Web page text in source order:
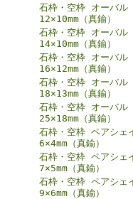
石枠・空枠 オーバル
12×10mm（真鍮）
石枠・空枠 オーバル
14×10mm（真鍮）
石枠・空枠 オーバル
16×12mm（真鍮）
石枠・空枠 オーバル
18×13mm（真鍮）
石枠・空枠 オーバル
25×18mm（真鍮）
石枠・空枠 ペアシェ
6×4mm（真鍮）
石枠・空枠 ペアシェ
7×5mm（真鍮）
石枠・空枠 ペアシェ
9×6mm（真鍮）